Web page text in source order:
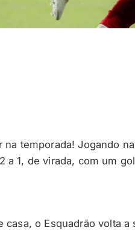
temporada! Jogando
a 1, de virada, com um
casa, o Esquadrão volta